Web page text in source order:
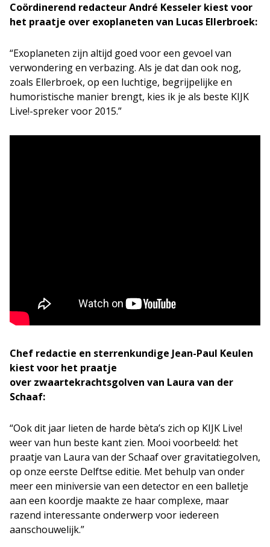
Coördinerend redacteur André Kesseler kiest voor
het praatje over exoplaneten van Lucas Ellerbroek:
“Exoplaneten zijn altijd goed voor een gevoel van
verwondering en verbazing. Als je dat dan ook nog,
zoals Ellerbroek, op een luchtige, begrijpelijke en
humoristische manier brengt, kies ik je als beste KIJK
Live!-spreker voor 2015.”
Chef redactie en sterrenkundige Jean-Paul Keulen
kiest voor het praatje
over zwaartekrachtsgolven van Laura van der
Schaaf:
“Ook dit jaar lieten de harde bèta’s zich op KIJK Live!
weer van hun beste kant zien. Mooi voorbeeld: het
praatje van Laura van der Schaaf over gravitatiegolven,
op onze eerste Delftse editie. Met behulp van onder
meer een miniversie van een detector en een balletje
aan een koordje maakte ze haar complexe, maar
razend interessante onderwerp voor iedereen
aanschouwelijk.”